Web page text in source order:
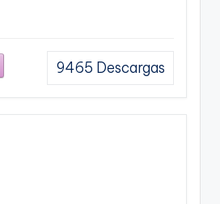
9465 Descargas